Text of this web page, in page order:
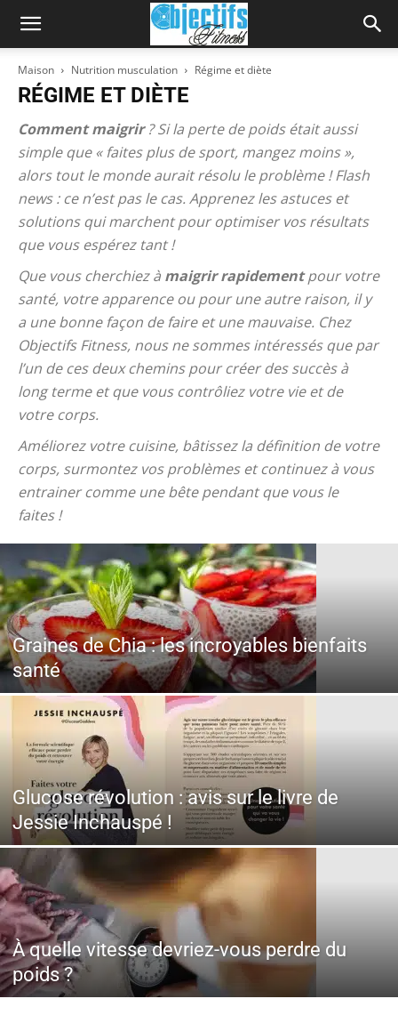
Maison Nutrition musculation Régime et diète
RÉGIME ET DIÈTE
Comment maigrir? Si la perte de poids était aussi
simple que « faites plus de sport, mangez moins »,
alors tout le monde aurait résolu le problème ! Flash
news : ce n’est pas le cas. Apprenez les astuces et
solutions qui marchent pour optimiser vos résultats
que vous espérez tant !
Que vous cherchiez à maigrir rapidementpour votre
santé, votre apparence ou pour une autre raison, il y
a une bonne façon de faire et une mauvaise. Chez
Objectifs Fitness, nous ne sommes intéressés que par
l’un de ces deux chemins pour créer des succès à
long terme et que vous contrôliez votre vie et de
votre corps.
Améliorez votre cuisine, bâtissez la définition de votre
corps, surmontez vos problèmes et continuez à vous
entrainer comme une bête pendant que vous le
faites !
Graines de Chia : les incroyables bienfaits
santé
Glucose révolution : avis sur le livre de
Jessie Inchauspé !
À quelle vitesse devriez-vous perdre du
poids ?